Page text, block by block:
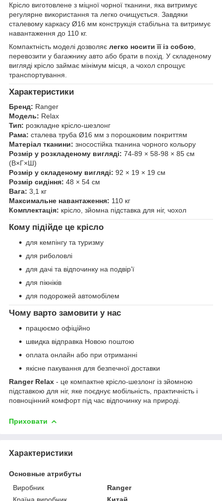
Крісло виготовлене з міцної чорної тканини, яка витримує
регулярне використання та легко очищується. Завдяки
сталевому каркасу Ø16 мм конструкція стабільна та витримує
навантаження до 110 кг.
Компактність моделі дозволяє легко носити її із собою
перевозити у багажнику авто або брати в похід. У складеному
вигляді крісло займає мінімум місця, а чохол спрощує
транспортування.
Характеристики
Бренд: Ranger
Модель: Relax
Тип: розкладне крісло-шезлонг
Рама: сталева труба Ø16 мм з порошковим покриттям
Матеріал тканини: зносостійка тканина чорного кольору
Розмір у розкладеному вигляді: 74-89 × 58-98 × 85 см
(В×Г×Ш)
Розмір у складеному вигляді: 92 × 19 × 19 см
Розмір сидіння: 48 × 54 см
Вага: 3,1 кг
Максимальне навантаження: 110 кг
Комплектація: крісло, зйомна підставка для ніг, чохол
Кому підійде це крісло
для кемпінгу та туризму
для риболовлі
для дачі та відпочинку на подвір’ї
для пікніків
для подорожей автомобілем
Чому варто замовити у нас
працюємо офіційно
швидка відправка Новою поштою
оплата онлайн або при отриманні
якісне пакування для безпечної доставки
Ranger Relax - це компактне крісло-шезлонг із зйомною
підставкою для ніг, яке поєднує мобільність, практичність і
повноцінний комфорт під час відпочинку на природі.
Приховати
Характеристики
Основные атрибуты
Виробник
Ranger